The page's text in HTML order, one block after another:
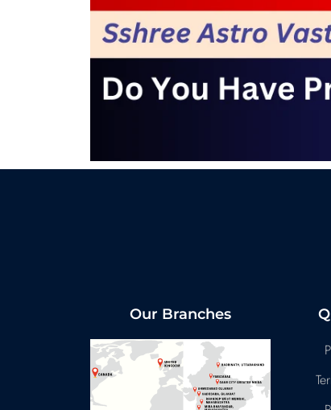
Our Branches